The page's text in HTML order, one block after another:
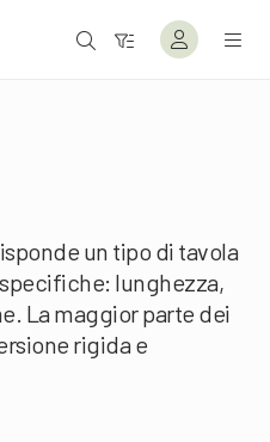
un tipo di tavola
lunghezza,
La maggior parte dei
rigida e